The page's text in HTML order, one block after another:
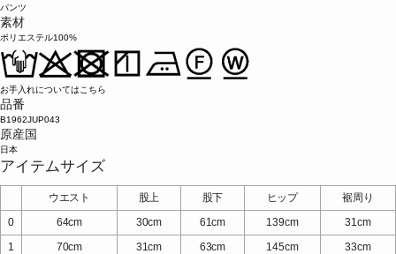
パンツ
素材
ポリエステル100%
お手入れについてはこちら
品番
B1962JUP043
原産国
日本
アイテムサイズ
ウエスト 股上 股下 ヒップ
裾周り
0
64cm 30cm 61cm 139cm
31cm
1
70cm 31cm 63cm 145cm 33cm